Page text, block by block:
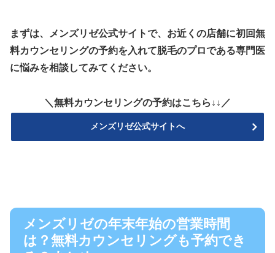
まずは、メンズリゼ公式サイトで、お近くの店舗に初回無
料カウンセリングの予約を入れて脱毛のプロである専門医
に悩みを相談してみてください。
＼無料カウンセリングの予約はこちら↓↓／
メンズリゼ公式サイトへ
メンズリゼの年末年始の営業時間
は？無料カウンセリングも予約でき